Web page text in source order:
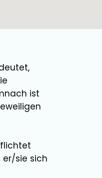
ist
sie sich